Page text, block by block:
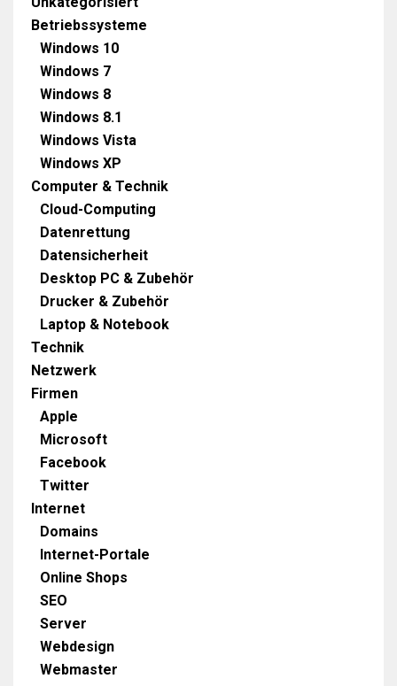
Betriebssysteme
Windows 10
Windows 7
Windows 8
Windows 8.1
Windows Vista
Windows XP
Computer & Technik
Cloud-Computing
Datenrettung
Datensicherheit
Desktop PC & Zubehör
Drucker & Zubehör
Laptop & Notebook
Technik
Netzwerk
Firmen
Apple
Microsoft
Facebook
Twitter
Internet
Domains
Internet-Portale
Online Shops
SEO
Server
Webdesign
Webmaster